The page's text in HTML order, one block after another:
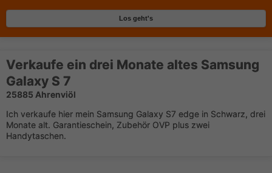
Los geht's
Verkaufe ein drei Monate altes Samsung
Galaxy S 7
25885 Ahrenviöl
Ich verkaufe hier mein Samsung Galaxy S7 edge in Schwarz, drei
Monate alt. Garantieschein, Zubehör OVP plus zwei
Handytaschen.